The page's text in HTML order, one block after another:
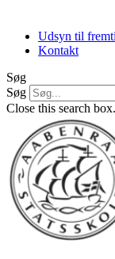
Udsyn til
Kontakt
Søg
Søg
Close this search box.